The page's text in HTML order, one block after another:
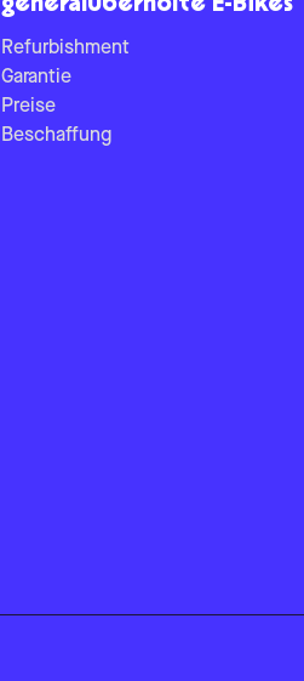
generalüberholte E-Bikes
Refurbishment
Garantie
Preise
Beschaffung